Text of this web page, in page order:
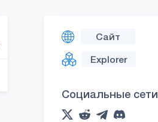
Сайт
Explorer
Социальные сети